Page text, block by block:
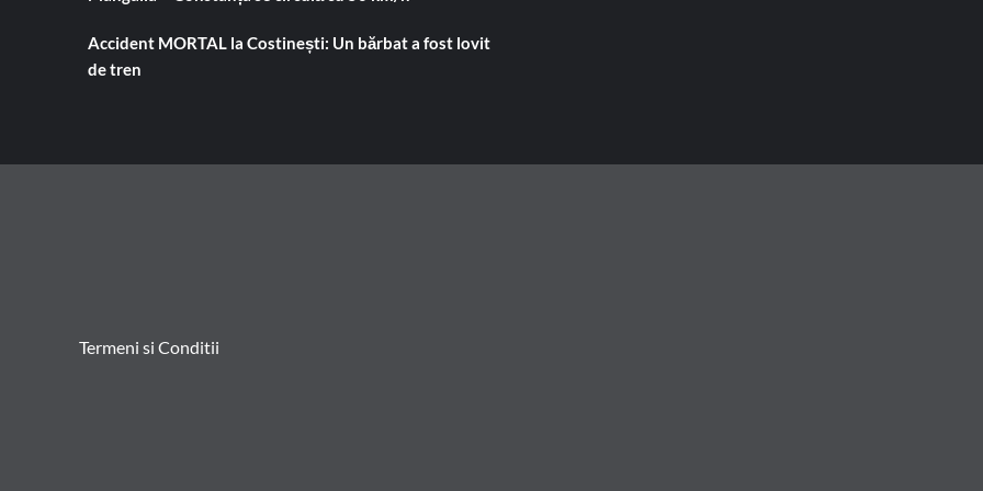
Accident MORTAL la Costinești: Un bărbat a fost lovit
de tren
Termeni si Conditii